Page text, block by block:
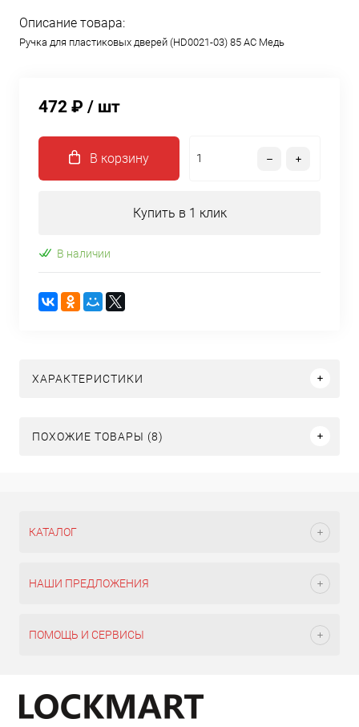
Описание товара:
Ручка для пластиковых дверей (HD0021-03) 85 AC Медь
472 ₽ / шт
В корзину
Купить в 1 клик
В наличии
ХАРАКТЕРИСТИКИ
ПОХОЖИЕ ТОВАРЫ (8)
КАТАЛОГ
НАШИ ПРЕДЛОЖЕНИЯ
ПОМОЩЬ И СЕРВИСЫ